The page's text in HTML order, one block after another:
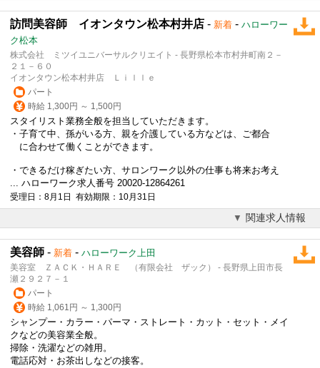
訪問美容師 イオンタウン松本村井店 - 新着 - ハローワー
ク松本
株式会社 ミツイユニバーサルクリエイト - 長野県松本市村井町南２－
２１－６０
イオンタウン松本村井店 Ｌｉｌｌｅ
パート
時給 1,300円 ～ 1,500円
スタイリスト業務全般を担当していただきます。
・子育て中、孫がいる方、親を介護している方などは、ご都合
に合わせて働くことができます。
・できるだけ稼ぎたい方、サロンワーク以外の仕事も将来お考え
... ハローワーク求人番号 20020-12864261
受理日：8月1日 有効期限：10月31日
関連求人情報
美容師 - 新着 - ハローワーク上田
美容室 ＺＡＣＫ・ＨＡＲＥ （有限会社 ザック） - 長野県上田市長
瀬２９２７－１
パート
時給 1,061円 ～ 1,300円
シャンプー・カラー・パーマ・ストレート・カット・セット・メイ
クなどの美容業全般。
掃除・洗濯などの雑用。
電話応対・お茶出しなどの接客。